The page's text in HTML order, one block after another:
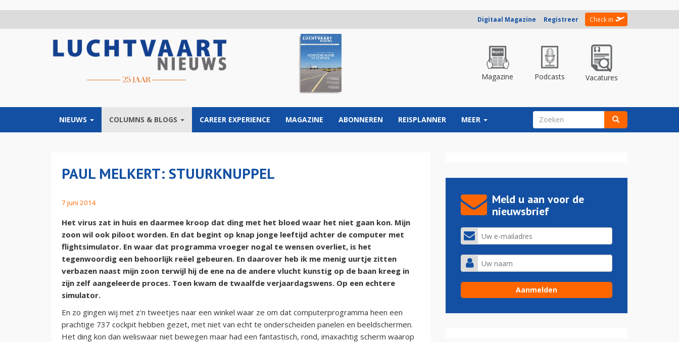
Digitaal Magazine Registreer Check in
Magazine Podcasts Vacatures
NIEUWS COLUMNS & BLOGS CAREER EXPERIENCE MAGAZINE ABONNEREN REISPLANNER MEER ZOEKVELD
PAUL MELKERT: STUURKNUPPEL
7 juni 2014
Het virus zat in huis en daarmee kroop dat ding met het bloed waar het niet gaan kon. Mijn
zoon wil ook piloot worden. En dat begint op knap jonge leeftijd achter de computer met
flightsimulator. En waar dat programma vroeger nogal te wensen overliet, is het
tegenwoordig een behoorlijk reëel gebeuren. En daarover heb ik me menig uurtje zitten
verbazen naast mijn zoon terwijl hij de ene na de andere vlucht kunstig op de baan kreeg in
zijn zelf aangeleerde proces. Toen kwam de twaalfde verjaardagswens. Op een echtere
simulator.
En zo gingen wij met z'n tweetjes naar een winkel waar ze om dat computerprogramma heen een
prachtige 737 cockpit hebben gezet, met niet van echt te onderscheiden panelen en beeldschermen.
Het ding kon dan weliswaar niet bewegen maar had een fantastisch, rond, imaxachtig scherm waarop
Meld u aan voor de
nieuwsbrief